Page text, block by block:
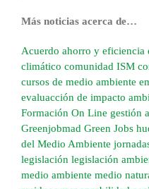
Más noticias acerca de…
Acuerdo ahorro y eficiencia
climático comunidad ISM
cursos de medio ambiente
evaluacción de impacto
Formación On Line gestión
Greenjobmad Green Jobs
del Medio Ambiente
legislación legislación
medio ambiente medio